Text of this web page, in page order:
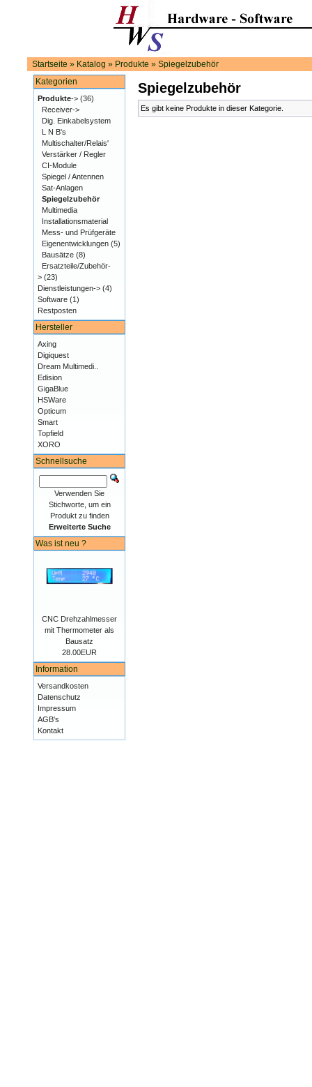
Startseite » Katalog » Produkte »Spiegelzubehör
Spiegelzubehör
Es gibt keine Produkte in dieser Kategorie.
Kategorien
Produkte-> (36)
Receiver->
Dig. Einkabelsystem
L N B's
Multischalter/Relais'
Verstärker / Regler
CI-Module
Spiegel / Antennen
Sat-Anlagen
Spiegelzubehör
Multimedia
Installationsmaterial
Mess- und Prüfgeräte
Eigenentwicklungen (5)
Bausätze (8)
Ersatzteile/Zubehör-
> (23)
Dienstleistungen-> (4)
Software (1)
Restposten
Hersteller
Axing
Digiquest
Dream Multimedi..
Edision
GigaBlue
HSWare
Opticum
Smart
Topfield
XORO
Schnellsuche
Verwenden Sie
Stichworte, um ein
Produkt zu finden
Erweiterte Suche
Was ist neu ?
CNC Drehzahlmesser
mit Thermometer als
Bausatz
28.00EUR
Information
Versandkosten
Datenschutz
Impressum
AGB's
Kontakt